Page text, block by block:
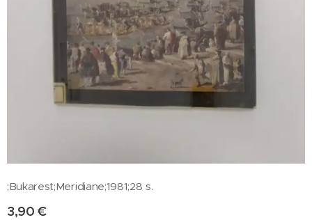
;Bukarest;Meridiane;1981;28 s.
3,90 €